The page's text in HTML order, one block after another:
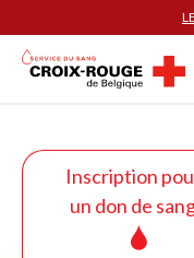
Inscription
un don de